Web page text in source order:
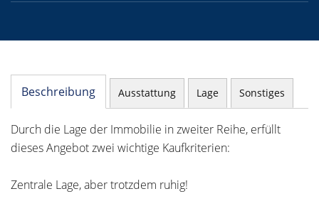
Beschreibung Ausstattung Lage Sonstiges
Durch die Lage der Immobilie in zweiter Reihe, erfüllt
dieses Angebot zwei wichtige Kaufkriterien:
Zentrale Lage, aber trotzdem ruhig!